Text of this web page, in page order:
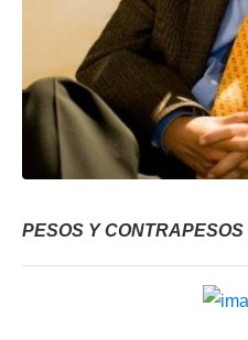
PESOS Y CONTRAPESOS